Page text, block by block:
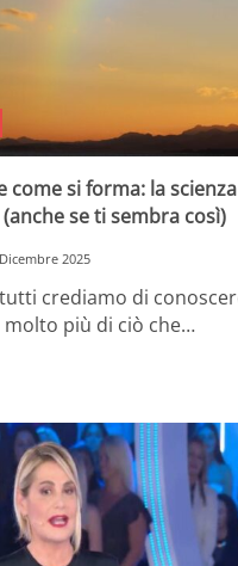
come si forma: la
se ti sembra così)
2025
crediamo di
più di ciò che…